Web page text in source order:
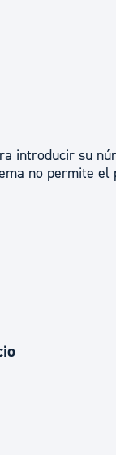
introducir su
no permite el